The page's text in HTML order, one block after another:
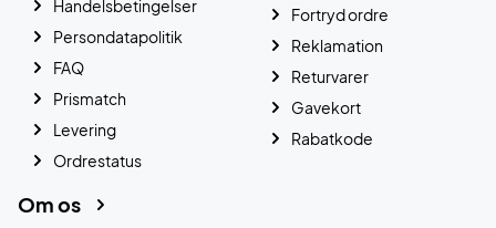
Handelsbetingelser
Persondatapolitik
FAQ
Prismatch
Levering
Ordrestatus
Fortryd ordre
Reklamation
Returvarer
Gavekort
Rabatkode
Om os